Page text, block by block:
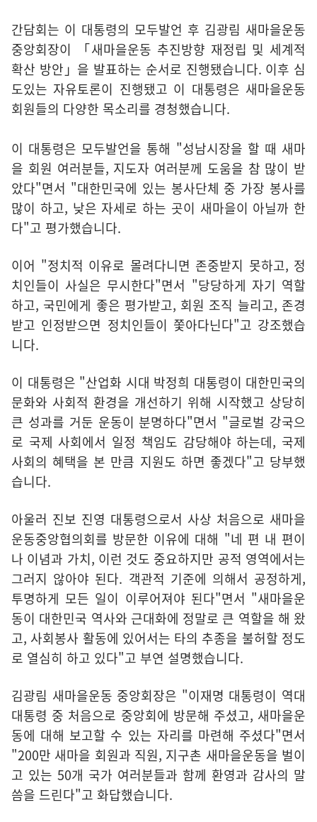
간담회는 이 대통령의 모두발언 후 김광림 새마을운동
중앙회장이 「새마을운동 추진방향 재정립 및 세계적
확산 방안」을 발표하는 순서로 진행됐습니다. 이후 심
도있는 자유토론이 진행됐고 이 대통령은 새마을운동
회원들의 다양한 목소리를 경청했습니다.
이 대통령은 모두발언을 통해 "성남시장을 할 때 새마
을 회원 여러분들, 지도자 여러분께 도움을 참 많이 받
았다"면서 "대한민국에 있는 봉사단체 중 가장 봉사를
많이 하고, 낮은 자세로 하는 곳이 새마을이 아닐까 한
다"고 평가했습니다.
이어 "정치적 이유로 몰려다니면 존중받지 못하고, 정
치인들이 사실은 무시한다"면서 "당당하게 자기 역할
하고, 국민에게 좋은 평가받고, 회원 조직 늘리고, 존경
받고 인정받으면 정치인들이 쫓아다닌다"고 강조했습
니다.
이 대통령은 "산업화 시대 박정희 대통령이 대한민국의
문화와 사회적 환경을 개선하기 위해 시작했고 상당히
큰 성과를 거둔 운동이 분명하다"면서 "글로벌 강국으
로 국제 사회에서 일정 책임도 감당해야 하는데, 국제
사회의 혜택을 본 만큼 지원도 하면 좋겠다"고 당부했
습니다.
아울러 진보 진영 대통령으로서 사상 처음으로 새마을
운동중앙협의회를 방문한 이유에 대해 "네 편 내 편이
나 이념과 가치, 이런 것도 중요하지만 공적 영역에서는
그러지 않아야 된다. 객관적 기준에 의해서 공정하게,
투명하게 모든 일이 이루어져야 된다"면서 "새마을운
동이 대한민국 역사와 근대화에 정말로 큰 역할을 해 왔
고, 사회봉사 활동에 있어서는 타의 추종을 불허할 정도
로 열심히 하고 있다"고 부연 설명했습니다.
김광림 새마을운동 중앙회장은 "이재명 대통령이 역대
대통령 중 처음으로 중앙회에 방문해 주셨고, 새마을운
동에 대해 보고할 수 있는 자리를 마련해 주셨다"면서
"200만 새마을 회원과 직원, 지구촌 새마을운동을 벌이
고 있는 50개 국가 여러분들과 함께 환영과 감사의 말
씀을 드린다"고 화답했습니다.